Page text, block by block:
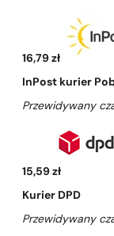
16,79 zł
InPost kurier
Przewidywany
15,59 zł
Kurier DPD
Przewidywany